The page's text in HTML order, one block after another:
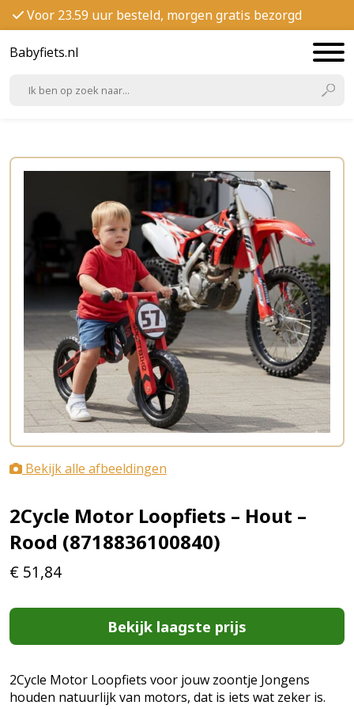
Voor 23.59 uur besteld, morgen gratis bezorgd
Babyfiets.nl
Bekijk alle afbeeldingen
2Cycle Motor Loopfiets – Hout –
Rood (8718836100840)
€ 51,84
Bekijk laagste prijs
2Cycle Motor Loopfiets voor jouw zoontje Jongens
houden natuurlijk van motors, dat is iets wat zeker is.